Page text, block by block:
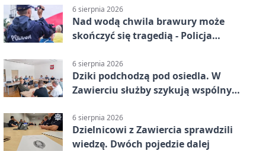
6 sierpnia 2026
Nad wodą chwila brawury może
skończyć się tragedią - Policja
6 sierpnia 2026
Dziki podchodzą pod osiedla. W
Zawierciu służby szykują wspólny
6 sierpnia 2026
Dzielnicowi z Zawiercia sprawdzili
wiedzę. Dwóch pojedzie dalej